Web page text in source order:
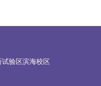
验区滨海校区